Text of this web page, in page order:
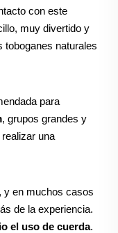
con este
muy divertido y
toboganes naturales
para
, grupos grandes y
una
, y en muchos casos
de la experiencia.
el uso de cuerda.